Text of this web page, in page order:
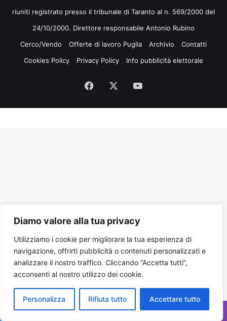
Diamo valore alla tua privacy
Utilizziamo i cookie per migliorare la tua esperienza di
navigazione, offrirti pubblicità o contenuti personalizzati e
analizzare il nostro traffico. Cliccando “Accetta tutti”,
acconsenti al nostro utilizzo dei cookie.
Personalizza Rifiuta tutto Accettare tutto
riuniti registrato presso il tribunale di Taranto al n. 569/2000 del
24/10/2000. Direttore responsabile Antonio Rubino
Cerco/Vendo
Offerte di lavoro Puglia Archivio
Contatti
Cookies Policy
Privacy Policy Info pubblicità elettorale
Facebook
Tube